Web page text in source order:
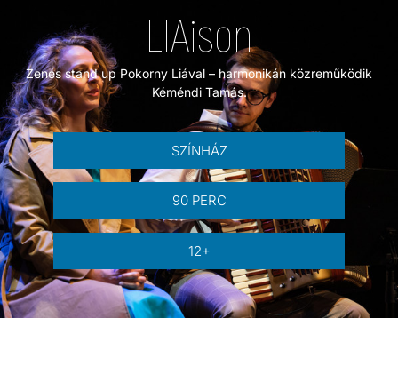
LIAison
Zenés stand up Pokorny Liával – harmonikán közreműködik
Kéméndi Tamás.
SZÍNHÁZ
90 PERC
12+